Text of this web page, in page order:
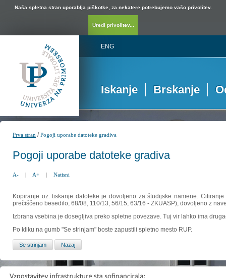
Naša spletna stran uporablja piškotke, za nekatere potrebujemo vašo privolitev.
Uredi privolitev...
ENG
Iskanje Brskanje
Prva stran /Pogoji uporabe datoteke gradiva
Pogoji uporabe datoteke gradiva
A- | A+ | Natisni
Kopiranje oz. tiskanje datoteke je dovoljeno za študijske namene.
prečiščeno besedilo, 68/08, 110/13, 56/15, 63/16 - ZKUASP), dovoljeno z
Izbrana vsebina je dosegljiva preko spletne povezave. Tuj vir lahko ima
Po kliku na gumb "Se strinjam" boste zapustili spletno mesto RUP.